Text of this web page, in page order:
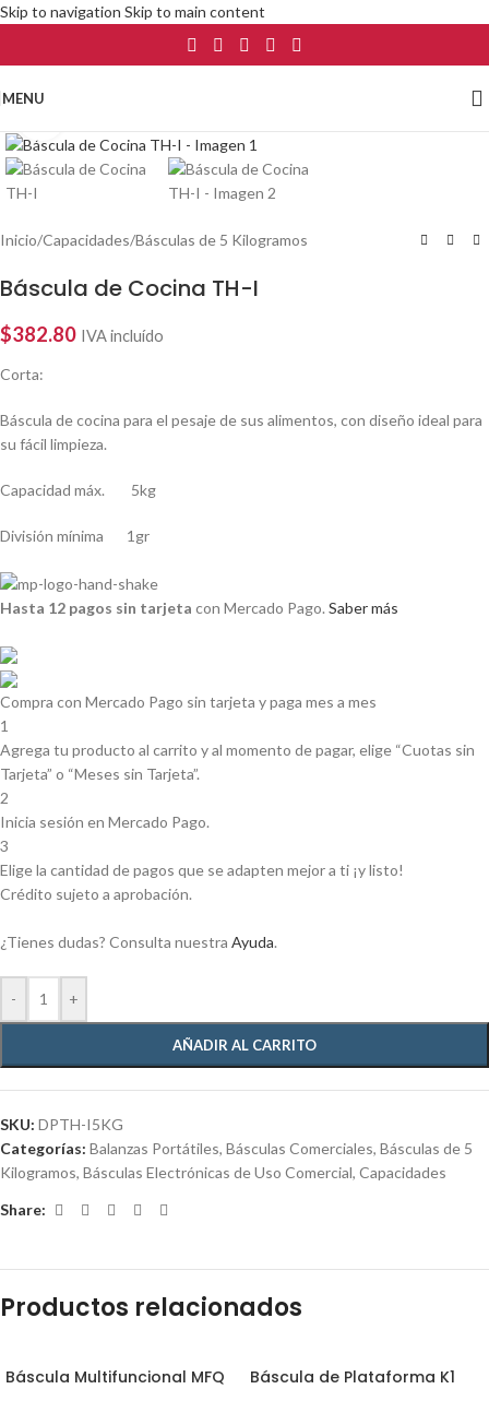
Skip to navigation Skip to main content
MENU
Inicio/Capacidades/Básculas de 5 Kilogramos
Báscula de Cocina TH-I
$382.80 IVA incluído
Corta:
Báscula de cocina para el pesaje de sus alimentos, con diseño ideal para
su fácil limpieza.
Capacidad máx. 5kg
División mínima 1gr
Hasta 12 pagos sin tarjeta con Mercado Pago. Saber más
Compra con Mercado Pago sin tarjeta y paga mes a mes
1
Agrega tu producto al carrito y al momento de pagar, elige “Cuotas sin
Tarjeta” o “Meses sin Tarjeta”.
2
Inicia sesión en Mercado Pago.
3
Elige la cantidad de pagos que se adapten mejor a ti ¡y listo!
Crédito sujeto a aprobación.
¿Tienes dudas? Consulta nuestra Ayuda.
- +
AÑADIR AL CARRITO
SKU: DPTH-I5KG
Categorías: Balanzas Portátiles, Básculas Comerciales, Básculas de 5
Kilogramos, Básculas Electrónicas de Uso Comercial, Capacidades
Share:
Productos relacionados
Báscula Multifuncional MFQ Báscula de Plataforma K1